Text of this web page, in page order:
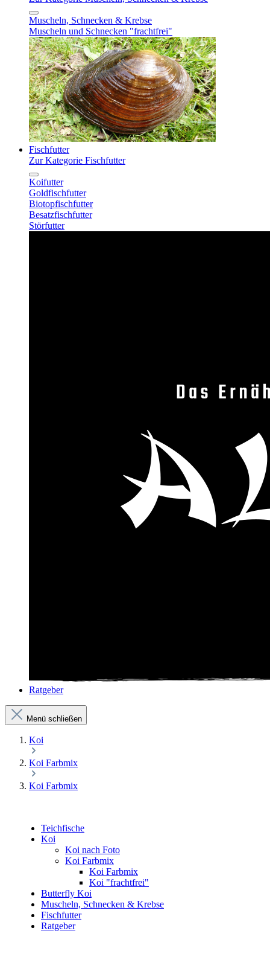
Muscheln, Schnecken & Krebse
Muscheln und Schnecken "frachtfrei"
Fischfutter
Zur Kategorie Fischfutter
Koifutter
Goldfischfutter
Biotopfischfutter
Besatzfischfutter
Störfutter
Ratgeber
Menü schließen
Koi
Koi Farbmix
Koi Farbmix
Teichfische
Koi
Koi nach Foto
Koi Farbmix
Koi Farbmix
Koi "frachtfrei"
Butterfly Koi
Muscheln, Schnecken & Krebse
Fischfutter
Ratgeber